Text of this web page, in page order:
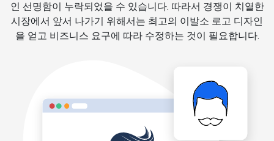
인 선명함이 누락되었을 수 있습니다. 따라서 경쟁이 치열한
시장에서 앞서 나가기 위해서는 최고의 이발소 로고 디자인
을 얻고 비즈니스 요구에 따라 수정하는 것이 필요합니다.